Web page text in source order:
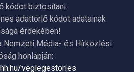
kódot biztosítani.
adattörlő kódot adatainak
érdekében!
Nemzeti Média- és Hírközlési
honlapján:
veglegestorles